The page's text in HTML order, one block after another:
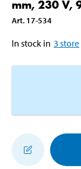
mm, 230 V,
Art. 17-534
In stock in 3 store